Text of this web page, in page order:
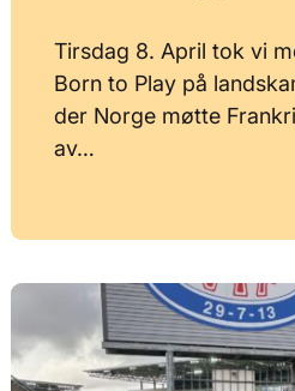
Tirsdag 8. April tok vi
Born to Play på
der Norge møtte
av…